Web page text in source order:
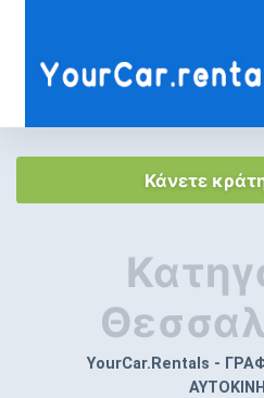
Κάνετε
YourCar.Rentals -